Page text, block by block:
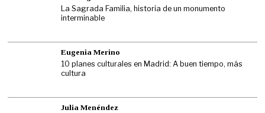
La Sagrada Familia, historia de un monumento
interminable
Eugenia Merino
10 planes culturales en Madrid: A buen tiempo, más
cultura
Julia Menéndez